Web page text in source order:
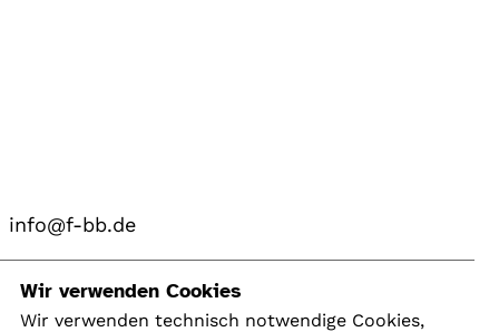
info@f-bb.de
Navigation
Wir verwenden Cookies
Wir verwenden technisch notwendige Cookies,